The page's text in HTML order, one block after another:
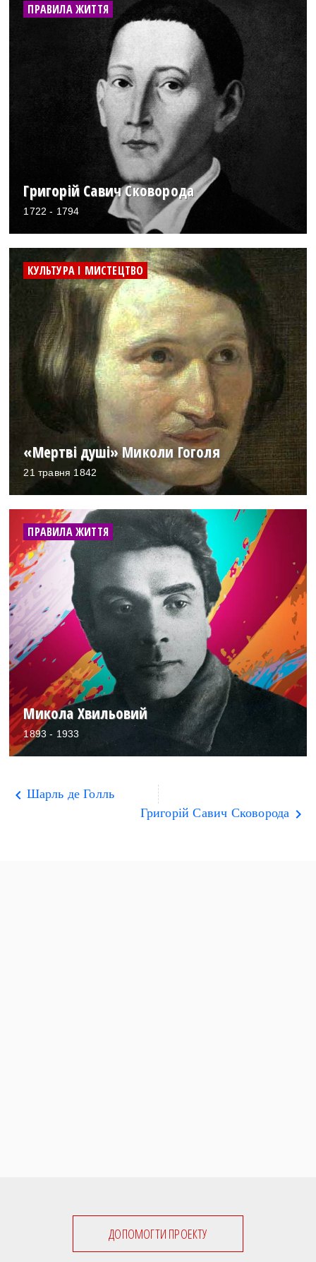
ПРАВИЛА ЖИТТЯ
Григорій Савич Сковорода
1722 - 1794
КУЛЬТУРА І МИСТЕЦТВО
«Мертві душі» Миколи Гоголя
21 травня 1842
ПРАВИЛА ЖИТТЯ
Микола Хвильовий
1893 - 1933
keyboard_arrow_left Шарль де Голль
Григорій Савич Сковорода keyboard_arrow_right
ДОПОМОГТИ ПРОЕКТУ